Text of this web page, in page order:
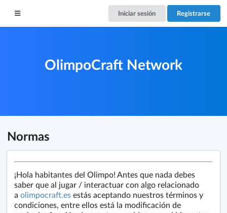
Iniciar sesión Registrarse
OlimpoCraft Network
Normas
¡Hola habitantes del Olimpo! Antes que nada debes
saber que al jugar / interactuar con algo relacionado
a olimpocraft.es estás aceptando nuestros términos y
condiciones, entre ellos está la modificación de